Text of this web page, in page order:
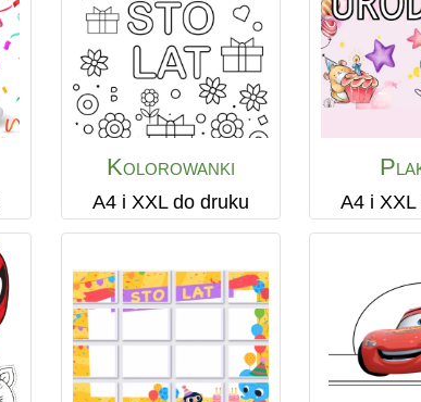
A4 i XXL
Kolorowanki
A4 i XXL do druku